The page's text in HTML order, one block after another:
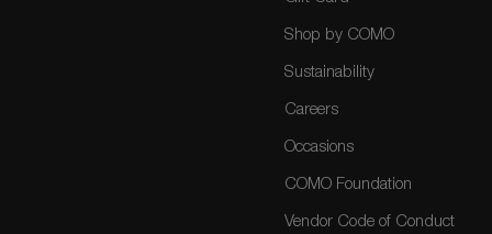
Shop by COMO
Sustainability
Careers
Occasions
COMO Foundation
Vendor Code of Conduct